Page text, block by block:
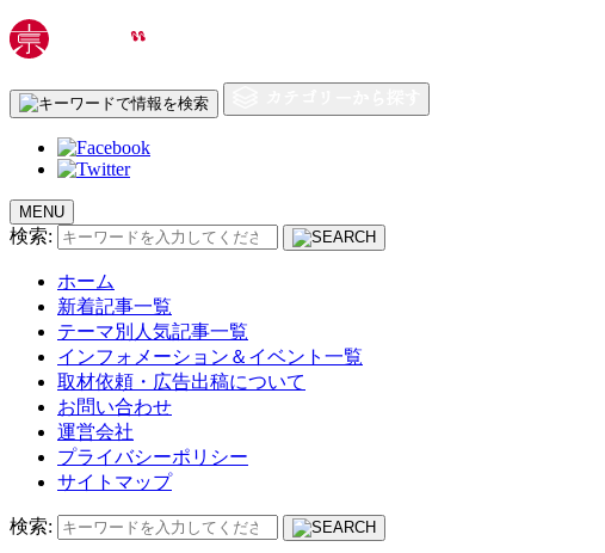
MENU
検索:
ホーム
新着記事一覧
テーマ別人気記事一覧
インフォメーション＆イベント一覧
取材依頼・広告出稿について
お問い合わせ
運営会社
プライバシーポリシー
サイトマップ
検索: